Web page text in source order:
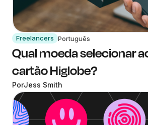
Freelancers Português
Qual moeda selecionar
cartão Higlobe?
PorJess Smith